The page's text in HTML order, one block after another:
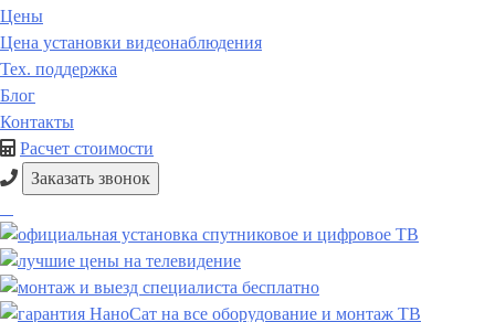
Цены
Цена установки видеонаблюдения
Тех. поддержка
Блог
Контакты
Расчет стоимости
Заказать звонок